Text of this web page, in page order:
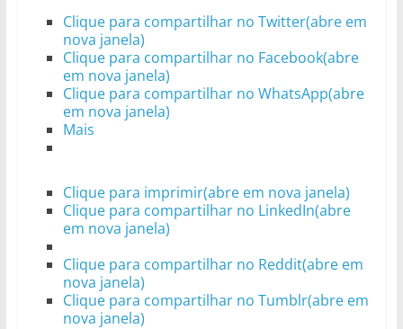
Clique para compartilhar no Twitter(abre em
nova janela)
Clique para compartilhar no Facebook(abre
em nova janela)
Clique para compartilhar no WhatsApp(abre
em nova janela)
Mais
Clique para imprimir(abre em nova janela)
Clique para compartilhar no LinkedIn(abre
em nova janela)
Clique para compartilhar no Reddit(abre em
nova janela)
Clique para compartilhar no Tumblr(abre em
nova janela)